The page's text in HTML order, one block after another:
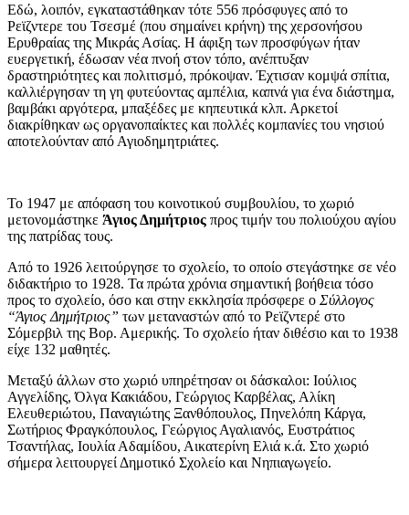
Εδώ, λοιπόν, εγκαταστάθηκαν τότε 556 πρόσφυγες από το
Ρεϊζντερε του Τσεσμέ (που σημαίνει κρήνη) της χερσονήσου
Ερυθραίας της Μικράς Ασίας. Η άφιξη των προσφύγων ήταν
ευεργετική, έδωσαν νέα πνοή στον τόπο, ανέπτυξαν
δραστηριότητες και πολιτισμό, πρόκοψαν. Έχτισαν κομψά σπίτια,
καλλιέργησαν τη γη φυτεύοντας αμπέλια, καπνά για ένα διάστημα,
βαμβάκι αργότερα, μπαξέδες με κηπευτικά κλπ. Αρκετοί
διακρίθηκαν ως οργανοπαίκτες και πολλές κομπανίες του νησιού
αποτελούνταν από Αγιοδημητριάτες.
Το 1947 με απόφαση του κοινοτικού συμβουλίου, το χωριό
μετονομάστηκε Άγιος Δημήτριος προς τιμήν του πολιούχου αγίου
της πατρίδας τους.
Από το 1926 λειτούργησε το σχολείο, το οποίο στεγάστηκε σε νέο
διδακτήριο το 1928. Τα πρώτα χρόνια σημαντική βοήθεια τόσο
προς το σχολείο, όσο και στην εκκλησία πρόσφερε ο Σύλλογος
“Άγιος Δημήτριος” των μεταναστών από το Ρεϊζντερέ στο
Σόμερβιλ της Βορ. Αμερικής. Το σχολείο ήταν διθέσιο και το 1938
είχε 132 μαθητές.
Μεταξύ άλλων στο χωριό υπηρέτησαν οι δάσκαλοι: Ιούλιος
Αγγελίδης, Όλγα Κακιάδου, Γεώργιος Καρβέλας, Αλίκη
Ελευθεριώτου, Παναγιώτης Ξανθόπουλος, Πηνελόπη Κάργα,
Σωτήριος Φραγκόπουλος, Γεώργιος Αγαλιανός, Ευστράτιος
Τσαντήλας, Ιουλία Αδαμίδου, Αικατερίνη Ελιά κ.ά. Στο χωριό
σήμερα λειτουργεί Δημοτικό Σχολείο και Νηπιαγωγείο.